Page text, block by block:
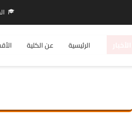
عن الكلية الرئيسية